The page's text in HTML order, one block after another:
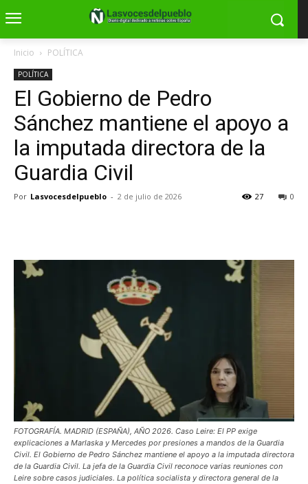
Inicio POLÍTICA
POLÍTICA
El Gobierno de Pedro
Sánchez mantiene el apoyo a
la imputada directora de la
Guardia Civil
Por Lasvocesdelpueblo - 2 de julio de 2026 0
27
FOTOGRAFÍA. MADRID (ESPAÑA), AÑO 2026. Caso Leire: El PP exige
explicaciones a Marlaska y Mercedes por presiones a mandos de la Guardia
Civil. El Gobierno de Pedro Sánchez mantiene el apoyo a la imputada directora
de la Guardia Civil. La jefa de la Guardia Civil reconoce varias reuniones con
Leire sobre casos judiciales. La política socialista y directora general de la